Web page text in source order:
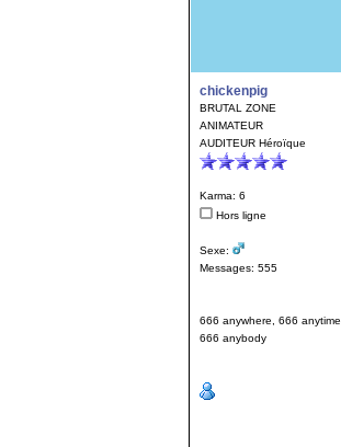
chickenpig
BRUTAL ZONE
ANIMATEUR
AUDITEUR Héroïque
Karma: 6
Hors ligne
Sexe:
Messages: 555
666 anywhere, 666 anytime,
666 anybody